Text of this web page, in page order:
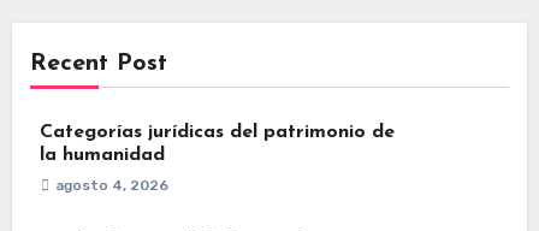
Recent Post
Categorías jurídicas del patrimonio de
la humanidad
agosto 4, 2026